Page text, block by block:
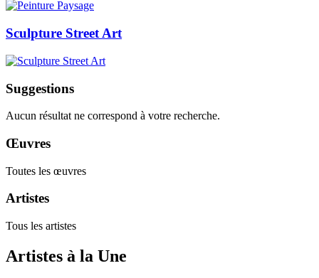
Sculpture Street Art
Suggestions
Aucun résultat ne correspond à votre recherche.
Œuvres
Toutes les œuvres
Artistes
Tous les artistes
Artistes à la Une